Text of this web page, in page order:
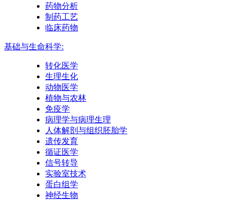
药物分析
制药工艺
临床药物
基础与生命科学:
转化医学
生理生化
动物医学
植物与农林
免疫学
病理学与病理生理
人体解剖与组织胚胎学
遗传发育
循证医学
信号转导
实验室技术
蛋白组学
神经生物